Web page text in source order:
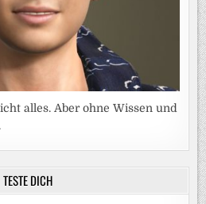
alles. Aber ohne Wissen und
TESTE DICH